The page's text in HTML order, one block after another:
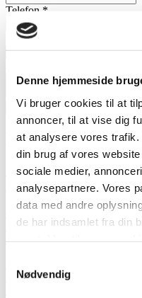
Denne hjemmeside
Vi bruger cookies til at
annoncer, til at vise dig
at analysere vores
din brug af vores
sociale medier,
analysepartnere. Vores
data med andre
de har indsamlet fra din
Nødvendig
Telefon *
E-mail
Ledige lejemål
2 værelses lejlighed
midtby
1/10 2026
Husleje:5.400 kr./mdr.
Fredericia, Viaduktvej